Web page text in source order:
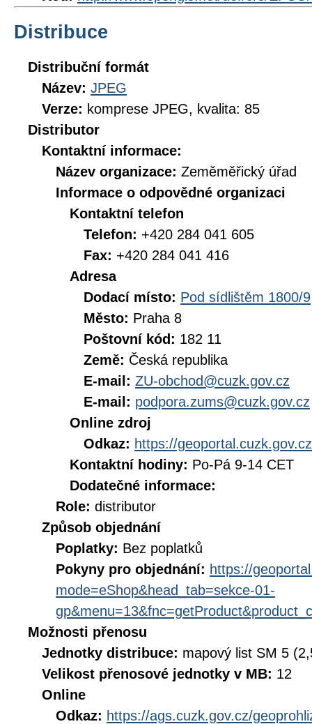
Distribuce
Distribuční formát
Název: JPEG
Verze: komprese JPEG, kvalita: 85
Distributor
Kontaktní informace:
Název organizace: Zeměměřický úřad
Informace o odpovědné organizaci
Kontaktní telefon
Telefon: +420 284 041 605
Fax: +420 284 041 416
Adresa
Dodací místo: Pod sídlištěm 1800/9
Město: Praha 8
Poštovní kód: 182 11
Země: Česká republika
E-mail: ZU-obchod@cuzk.gov.cz
E-mail: podpora.zums@cuzk.gov.cz
Online zdroj
Odkaz: https://geoportal.cuzk.gov.cz
Kontaktní hodiny: Po-Pá 9-14 CET
Dodatečné informace:
Role: distributor
Způsob objednání
Poplatky: Bez poplatků
Pokyny pro objednání: https://
mode=eShop&head_tab=sekce-01-
Možnosti přenosu
Jednotky distribuce: mapový list SM 5
Velikost přenosové jednotky v MB: 12
Online
Odkaz: https://ags.cuzk.gov.cz/